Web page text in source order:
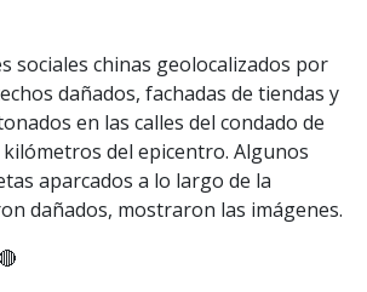
sociales chinas geolocalizados por
dañados, fachadas de tiendas y
en las calles del condado de
del epicentro. Algunos
aparcados a lo largo de la
dañados, mostraron las imágenes.